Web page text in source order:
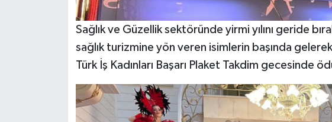
Sağlık ve Güzellik sektöründe yirmi yılını geride
sağlık turizmine yön veren isimlerin başında gelerek
Türk İş Kadınları Başarı Plaket Takdim gecesinde